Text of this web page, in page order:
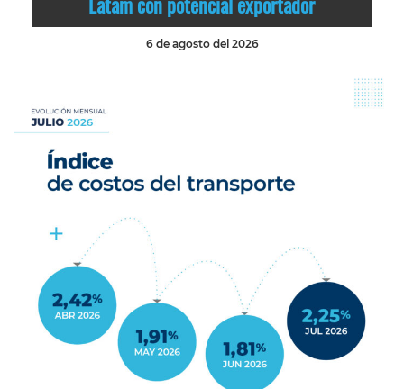
6 de agosto del 2026